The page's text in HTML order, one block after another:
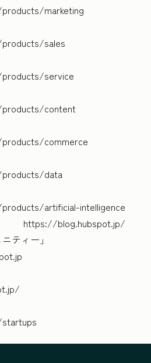
marketing
sales
service
content
commerce
data
artificial-intelligence
」 https://blog.hubspot.jp/
ティー」
」
」